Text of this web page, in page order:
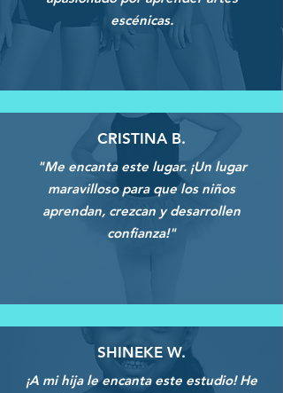
escénicas.
CRISTINA B.
"Me encanta este lugar. ¡Un lugar
maravilloso para que los niños
aprendan, crezcan y desarrollen
confianza!"
SHINEKE W.
¡A mi hija le encanta este estudio! He